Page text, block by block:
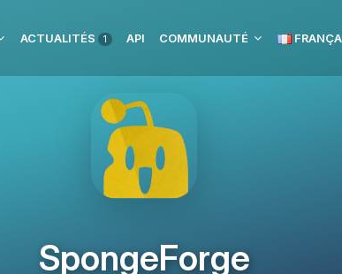
ACTUALITÉS 1 API COMMUNAUTÉ
SpongeForge